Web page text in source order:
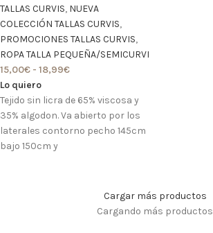
TALLAS CURVIS, NUEVA
COLECCIÓN TALLAS CURVIS,
PROMOCIONES TALLAS CURVIS,
ROPA TALLA PEQUEÑA/SEMICURVI
15,00€ - 18,99€
Lo quiero
Tejido sin licra de 65% viscosa y
35% algodon. Va abierto por los
laterales contorno pecho 145cm
bajo 150cm y
Cargar más productos
Cargando más productos